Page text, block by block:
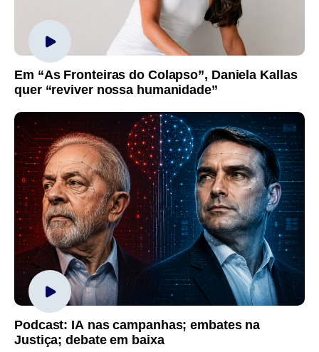
Em “As Fronteiras do Colapso”, Daniela Kallas
quer “reviver nossa humanidade”
Podcast: IA nas campanhas; embates na
Justiça; debate em baixa